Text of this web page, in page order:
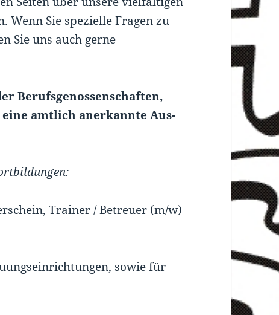
Sie spezielle Fragen zu
Sie uns auch gerne
Berufsgenossenschaften,
amtlich anerkannte Aus-
Trainer / Betreuer (m/w)
sowie für